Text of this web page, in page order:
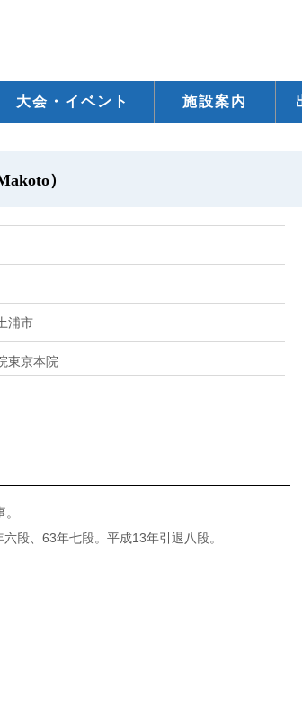
大会・イベント 施設案内
）
浦市
東京本院
段、63年七段。平成13年引退八段。